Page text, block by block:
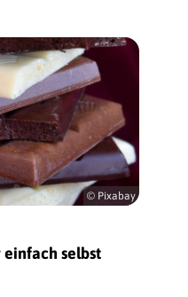
© Pixabay
einfach selbst